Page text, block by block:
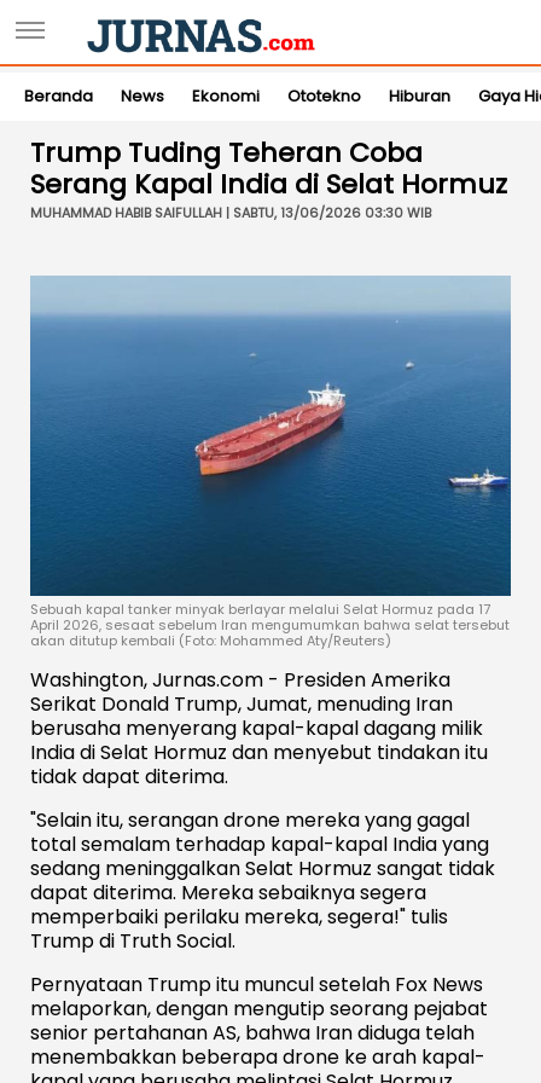
Beranda News Ekonomi Ototekno Hiburan Gaya
Trump Tuding Teheran Coba
Serang Kapal India di Selat Hormuz
MUHAMMAD HABIB SAIFULLAH | SABTU, 13/06/2026 03:30 WIB
Sebuah kapal tanker minyak berlayar melalui Selat Hormuz pada 17
April 2026, sesaat sebelum Iran mengumumkan bahwa selat tersebut
akan ditutup kembali (Foto: Mohammed Aty/Reuters)
Washington, Jurnas.com - Presiden Amerika
Serikat Donald Trump, Jumat, menuding Iran
berusaha menyerang kapal-kapal dagang milik
India di Selat Hormuz dan menyebut tindakan itu
tidak dapat diterima.
"Selain itu, serangan drone mereka yang gagal
total semalam terhadap kapal-kapal India yang
sedang meninggalkan Selat Hormuz sangat tidak
dapat diterima. Mereka sebaiknya segera
memperbaiki perilaku mereka, segera!" tulis
Trump di Truth Social.
Pernyataan Trump itu muncul setelah Fox News
melaporkan, dengan mengutip seorang pejabat
senior pertahanan AS, bahwa Iran diduga telah
menembakkan beberapa drone ke arah kapal-